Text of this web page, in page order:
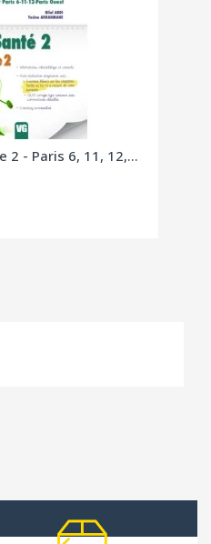
2 - Paris 6, 11, 12,...